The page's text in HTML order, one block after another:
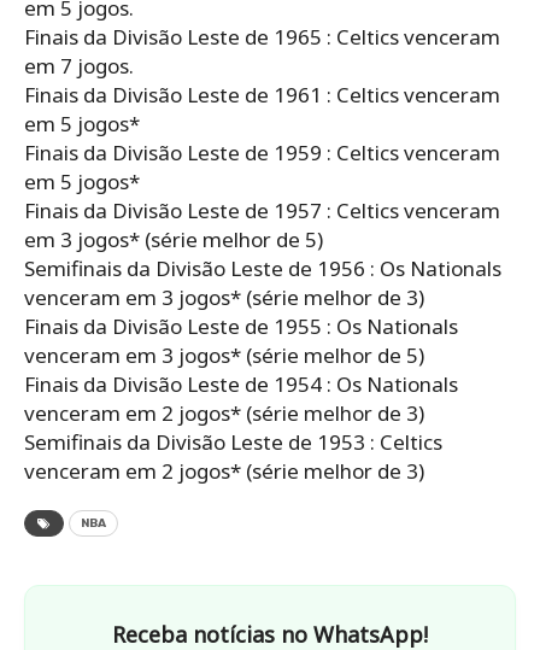
em 5 jogos.
Finais da Divisão Leste de 1965 : Celtics venceram
em 7 jogos.
Finais da Divisão Leste de 1961 : Celtics venceram
em 5 jogos*
Finais da Divisão Leste de 1959 : Celtics venceram
em 5 jogos*
Finais da Divisão Leste de 1957 : Celtics venceram
em 3 jogos* (série melhor de 5)
Semifinais da Divisão Leste de 1956 : Os Nationals
venceram em 3 jogos* (série melhor de 3)
Finais da Divisão Leste de 1955 : Os Nationals
venceram em 3 jogos* (série melhor de 5)
Finais da Divisão Leste de 1954 : Os Nationals
venceram em 2 jogos* (série melhor de 3)
Semifinais da Divisão Leste de 1953 : Celtics
venceram em 2 jogos* (série melhor de 3)
NBA
Receba notícias no WhatsApp!